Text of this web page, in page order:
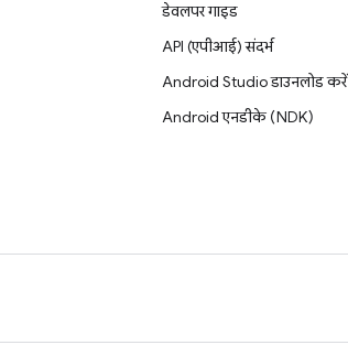
डेवलपर गाइड
API (एपीआई) संदर्भ
Android Studio डाउनलोड करें
Android एनडीके (NDK)